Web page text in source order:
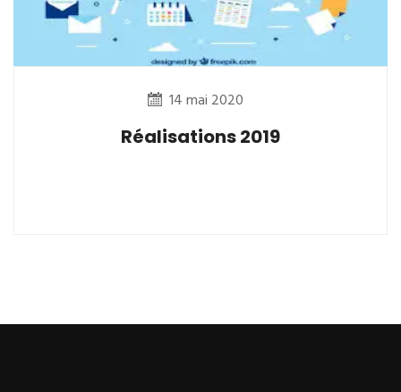
14 mai 2020
Réalisations 2019